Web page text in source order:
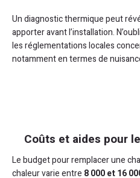
Un diagnostic thermique peut
apporter avant l’installation.
les réglementations locales
notamment en termes de
Coûts et aides pour
Le budget pour remplacer une
chaleur varie entre 8 000 et 16